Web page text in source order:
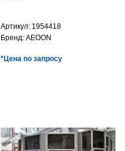
Артикул: 1954418
Бренд: AEOON
*Цена по запросу